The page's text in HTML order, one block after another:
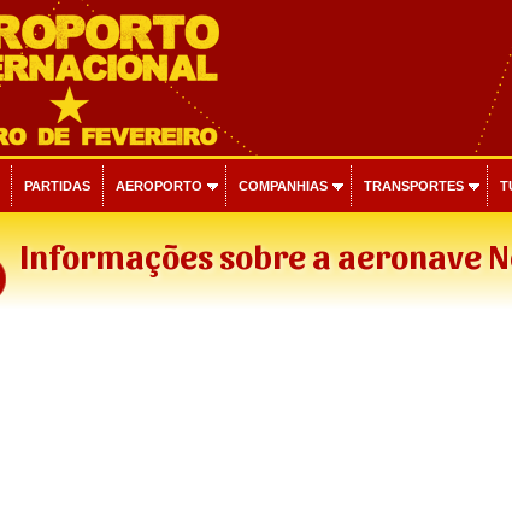
PARTIDAS AEROPORTO COMPANHIAS TRANSPORTES
Informações sobre a aeronave